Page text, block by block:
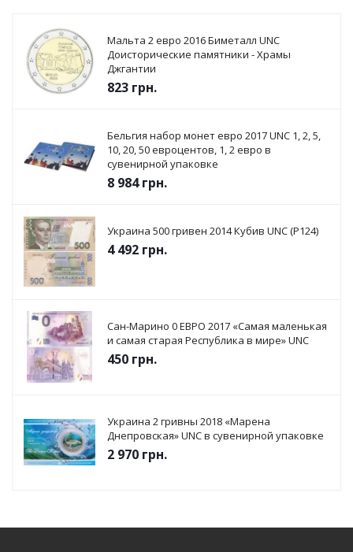
Мальта 2 евро 2016 Биметалл UNC
Доисторические памятники - Храмы
Джгантии
823 грн.
Бельгия набор монет евро 2017 UNC 1, 2, 5,
10, 20, 50 евроцентов, 1, 2 евро в
сувенирной упаковке
8 984грн.
Украина 500 гривен 2014 Кубив UNC (P124)
4 492 грн.
Сан-Марино 0 ЕВРО 2017 «Самая маленькая
и самая старая Республика в мире» UNC
450 грн.
Украина 2 гривны 2018 «Марена
Днепровская» UNC в сувенирной упаковке
2 970 грн.